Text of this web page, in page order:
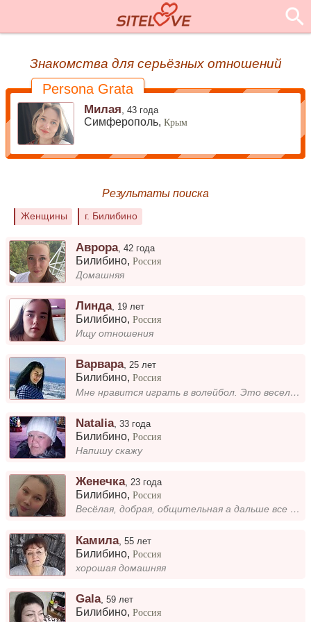
Знакомства для серьёзных отношений
Persona Grata
Милая ,43 года
Симферополь,Крым
Результаты поиска
Женщины г. Билибино
Аврора,42 года
Билибино,Россия
Домашняя
Линда, 19 лет
Билибино,Россия
Ищу отношения
Варвара,25 лет
Билибино,Россия
Мне нравится играть в волейбол. Это весело и заряжает энергией!
Natalia,33 года
Билибино,Россия
Напишу скажу
Женечка, 23 года
Билибино,Россия
Весёлая, добрая, общительная а дальше все в общении.
Камила,55 лет
Билибино,Россия
хорошая домашняя
Gala,59 лет
Билибино,Россия